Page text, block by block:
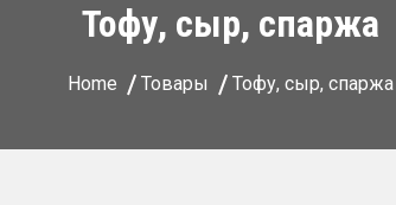
Тофу, сыр, спаржа
Home Товары Тофу, сыр, спаржа